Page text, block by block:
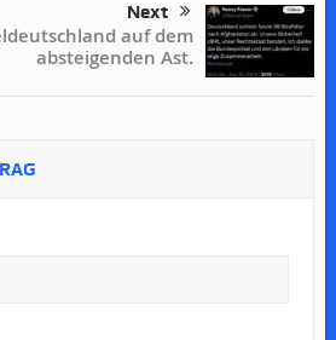
Next
auf dem
absteigenden Ast.